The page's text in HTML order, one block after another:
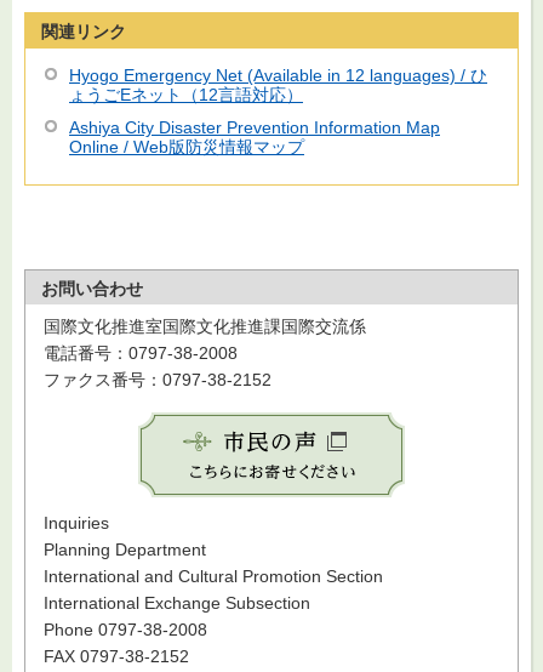
関連リンク
Hyogo Emergency Net (Available in 12 languages) / ひ
ょうごEネット（12言語対応）
Ashiya City Disaster Prevention Information Map
Online / Web版防災情報マップ
お問い合わせ
国際文化推進室国際文化推進課国際交流係
電話番号：0797-38-2008
ファクス番号：0797-38-2152
Inquiries
Planning Department
International and Cultural Promotion Section
International Exchange Subsection
Phone 0797-38-2008
FAX 0797-38-2152